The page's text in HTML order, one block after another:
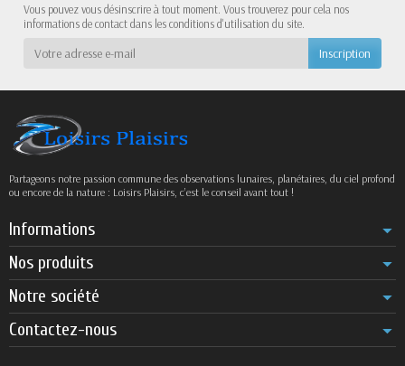
Vous pouvez vous désinscrire à tout moment. Vous trouverez pour cela nos
informations de contact dans les conditions d'utilisation du site.
Partageons notre passion commune des observations lunaires, planétaires, du ciel profond
ou encore de la nature : Loisirs Plaisirs, c’est le conseil avant tout !
Informations
Nos produits
Notre société
Contactez-nous